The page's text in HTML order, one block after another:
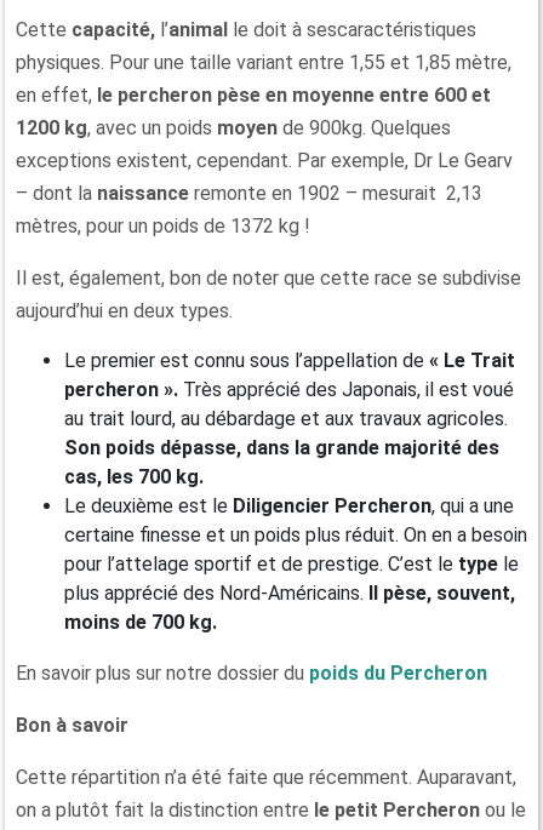
Cette capacité, l’animal le doit à sescaractéristiques
physiques. Pour une taille variant entre 1,55 et 1,85 mètre,
en effet, le percheron pèse en moyenne entre 600 et
1200 kg, avec un poids moyen de 900kg. Quelques
exceptions existent, cependant. Par exemple, Dr Le Gearv
– dont la naissance remonte en 1902 – mesurait 2,13
mètres, pour un poids de 1372 kg !
Il est, également, bon de noter que cette race se subdivise
aujourd’hui en deux types.
Le premier est connu sous l’appellation de « Le Trait
percheron ». Très apprécié des Japonais, il est voué
au trait lourd, au débardage et aux travaux agricoles.
Son poids dépasse, dans la grande majorité des
cas, les 700 kg.
Le deuxième est le Diligencier Percheron, qui a une
certaine finesse et un poids plus réduit. On en a besoin
pour l’attelage sportif et de prestige. C’est le type le
plus apprécié des Nord-Américains. Il pèse, souvent,
moins de 700 kg.
En savoir plus sur notre dossier du poids du Percheron
Bon à savoir
Cette répartition n’a été faite que récemment. Auparavant,
on a plutôt fait la distinction entre le petit Percheron ou le